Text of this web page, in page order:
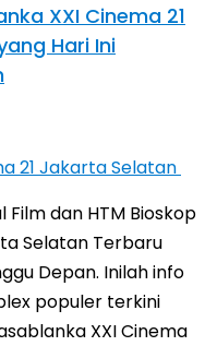
XXI Cinema 21
Hari Ini
Film dan HTM Bioskop
Selatan Terbaru
Depan. Inilah info
populer terkini
XXI Cinema